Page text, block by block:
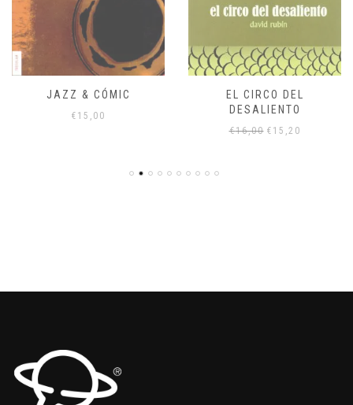
JAZZ & CÓMIC
€ 15,00
EL CIRCO DEL
DESALIENTO
€16,00 El
€ 15,20